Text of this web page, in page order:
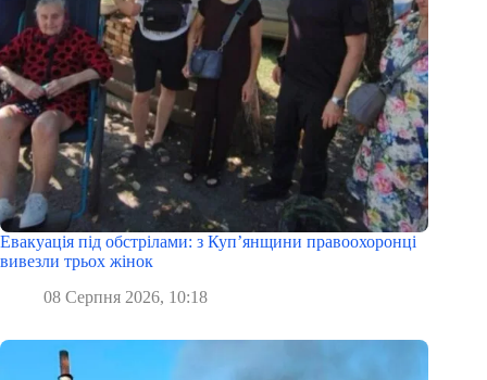
Евакуація під обстрілами: з Куп’янщини правоохоронці
вивезли трьох жінок
08 Серпня 2026, 10:18